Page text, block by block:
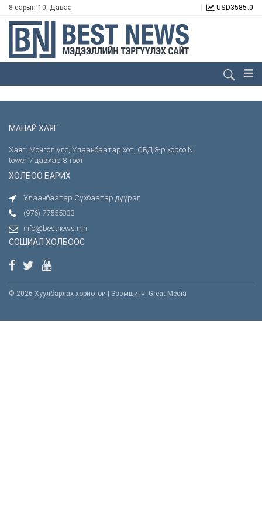
8 сарын 10, Даваа USD3585.0
МАНАЙ ХАЯГ
Хаяг: Монгол улс, Улаанбаатар хот, СБД 8-р хороо N
tower 7 давхар 8 тоот
ХОЛБОО БАРИХ
Улаанбаатар Сүхбаатар дүүрэг
(976) 77555333
info@bestnews.mn
СОШИАЛ ХОЛБООС
© 2026 Хуулбарлах хориотой | Эзэмшигч: Great Media